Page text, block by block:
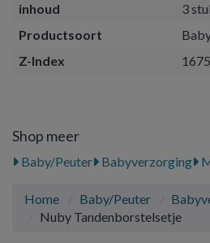
inhoud
3
Productsoort
Z-Index
Shop meer
Baby/Peuter Babyverzorging
Home Baby/Peuter
Nuby Tandenborstelsetje